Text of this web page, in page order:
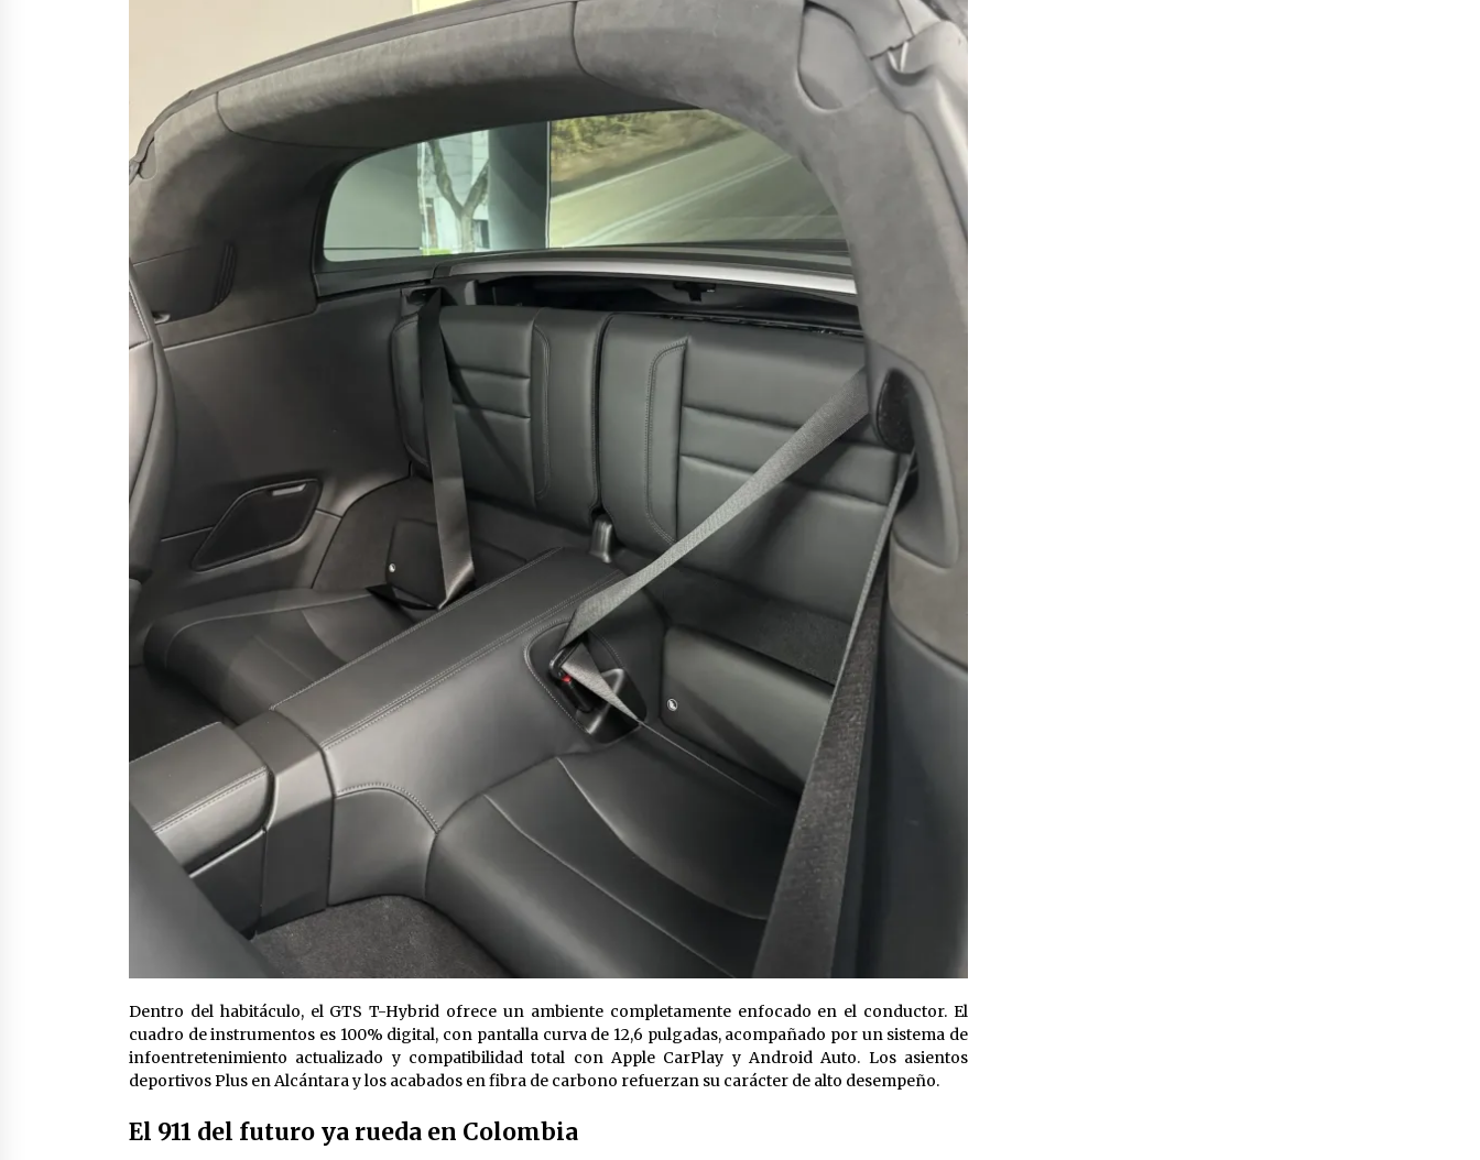
Dentro del habitáculo, el GTS T-Hybrid ofrece un ambiente completamente enfocado en el conductor. El
cuadro de instrumentos es 100% digital, con pantalla curva de 12,6 pulgadas, acompañado por un sistema de
infoentretenimiento actualizado y compatibilidad total con Apple CarPlay y Android Auto. Los asientos
deportivos Plus en Alcántara y los acabados en fibra de carbono refuerzan su carácter de alto desempeño.
El 911 del futuro ya rueda en Colombia